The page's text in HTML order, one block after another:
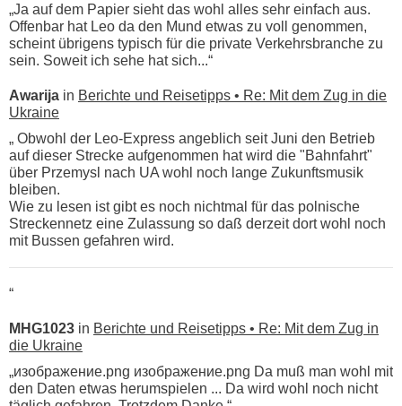
„Ja auf dem Papier sieht das wohl alles sehr einfach aus.
Offenbar hat Leo da den Mund etwas zu voll genommen,
scheint übrigens typisch für die private Verkehrsbranche zu
sein. Soweit ich sehe hat sich...“
Awarija in Berichte und Reisetipps • Re: Mit dem Zug in die
Ukraine
„ Obwohl der Leo-Express angeblich seit Juni den Betrieb
auf dieser Strecke aufgenommen hat wird die "Bahnfahrt"
über Przemysl nach UA wohl noch lange Zukunftsmusik
bleiben.
Wie zu lesen ist gibt es noch nichtmal für das polnische
Streckennetz eine Zulassung so daß derzeit dort wohl noch
mit Bussen gefahren wird.
“
MHG1023 in Berichte und Reisetipps • Re: Mit dem Zug in
die Ukraine
„изображение.png изображение.png Da muß man wohl mit
den Daten etwas herumspielen ... Da wird wohl noch nicht